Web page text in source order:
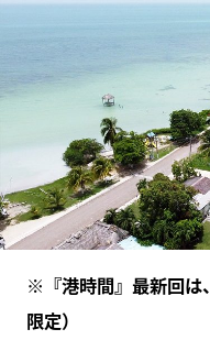
※『港時間』最新回は、
限定）